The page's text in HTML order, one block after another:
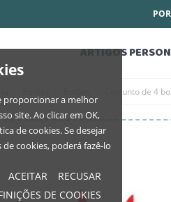
proporcionar a melhor
site. Ao clicar em OK,
de cookies. Se desejar
cookies, poderá fazê-lo
ACEITAR
RECUSAR
DE COOKIES
ARTIGOS
Conjunto de 4